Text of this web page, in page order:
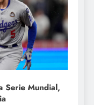
Serie Mundial,